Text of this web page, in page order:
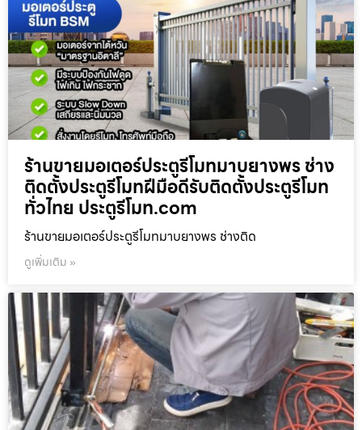
ร้านขายมอเตอร์ประตูรีโมทมาบยางพร ช่าง
ติดตั้งประตูรีโมทฝีมือดีรับติดตั้งประตูรีโมท
ทั่วไทย ประตูรีโมท.com
ร้านขายมอเตอร์ประตูรีโมทมาบยางพร ช่างติด
ดูเพิ่มเติม »